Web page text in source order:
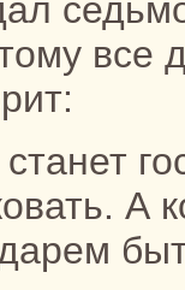
все
А